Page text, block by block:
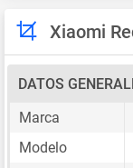
Xiaomi
DATOS
Marca
Modelo